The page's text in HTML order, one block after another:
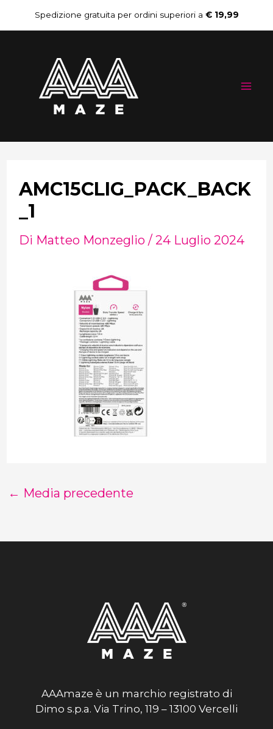
al
contenuto
Spedizione gratuita per ordini superiori a € 19,99
AMC15CLIG_PACK_BACK
_1
Di Matteo Monzeglio / 24 Luglio 2024
Navigazione
articoli
← Media precedente
AAAmaze è un marchio registrato di
Dimo s.p.a. Via Trino, 119 – 13100 Vercelli